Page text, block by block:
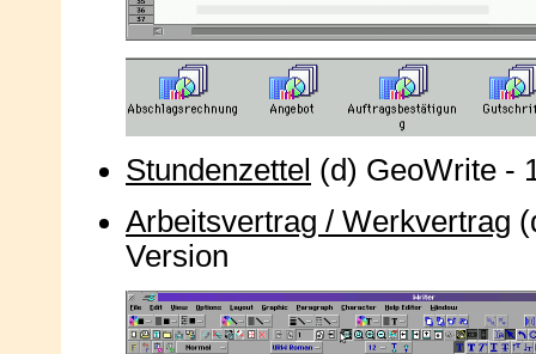
Stundenzettel (d) GeoWrite -
Arbeitsvertrag / Werkvertrag
Version